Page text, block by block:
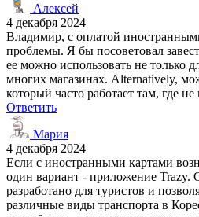
Алексей
4 декабря 2024
Владимир, с оплатой
проблемы. Я бы посоветовал
ее можно использовать не только
многих магазинах. Alternatively,
который часто работает там, где
Ответить
Мария
4 декабря 2024
Если с иностранными картами
один вариант - приложение Trazy.
разработано для туристов и
различные виды транспорта в